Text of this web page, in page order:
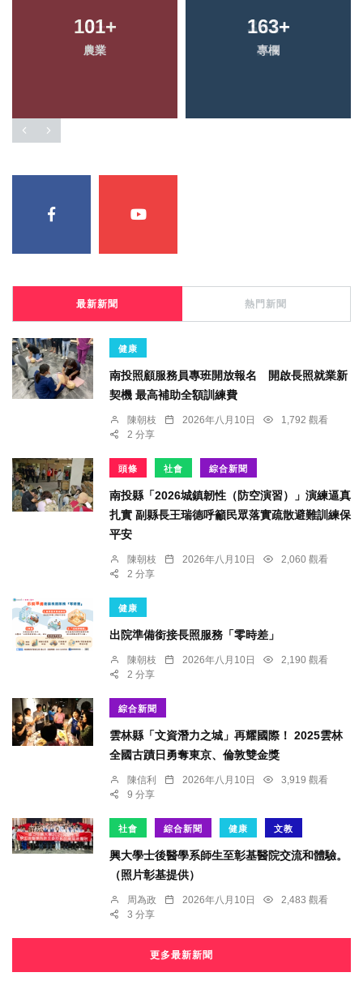
101+
農業
163+
專欄
最新新聞 熱門新聞
健康
南投照顧服務員專班開放報名 開啟長照就業新
契機 最高補助全額訓練費
陳朝枝 2026年八月10日
1,792 觀看
2 分享
頭條 社會 綜合新聞
南投縣「2026城鎮韌性（防空演習）」演練逼真
扎實 副縣長王瑞德呼籲民眾落實疏散避難訓練保
平安
陳朝枝 2026年八月10日
2,060 觀看
2 分享
健康
出院準備銜接長照服務「零時差」
陳朝枝 2026年八月10日
2,190 觀看
2 分享
綜合新聞
雲林縣「文資潛力之城」再耀國際！ 2025雲林
全國古蹟日勇奪東京、倫敦雙金獎
陳信利 2026年八月10日
3,919 觀看
9 分享
社會 綜合新聞 健康 文教
興大學士後醫學系師生至彰基醫院交流和體驗。
（照片彰基提供）
周為政 2026年八月10日
2,483 觀看
3 分享
更多最新新聞